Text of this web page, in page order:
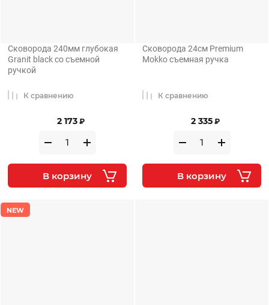
Сковорода 240мм глубокая
Granit black со съемной
ручкой
2 173 ₽
К сравнению
В корзину
Сковорода 24см Premium
Mokko съемная ручка
2 335 ₽
К сравнению
В корзину
NEW